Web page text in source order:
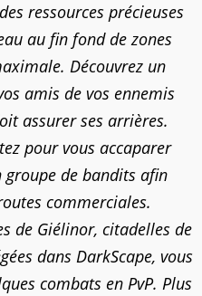
ressources précieuses
au fin fond de zones
Découvrez un
amis de vos ennemis
assurer ses arrières.
pour vous accaparer
groupe de bandits afin
commerciales.
de Giélinor, citadelles de
dans DarkScape, vous
combats en PvP. Plus